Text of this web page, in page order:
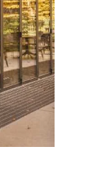
te
op de site
en